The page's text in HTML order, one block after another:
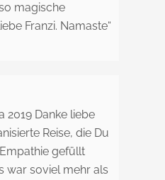
magische
Franzi. Namaste“
Danke liebe
Reise, die Du
gefüllt
war soviel mehr als